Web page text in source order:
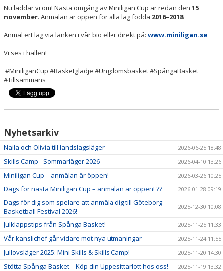
VÅRA LAG/TRÄNARE
KALENDER
Nu laddar vi om! Nästa omgång av Miniligan Cup är redan den 15
november. Anmälan är öppen för alla lag födda 2016–2018!
Anmäl ert lag via länken i vår bio eller direkt på: www.miniligan.se
Vi ses i hallen!
#MiniliganCup #Basketglädje #Ungdomsbasket #SpångaBasket
#Tillsammans
Nyhetsarkiv
Naila och Olivia till landslagsläger 2026-06-25 18:48
Skills Camp - Sommarläger 2026 2026-04-10 13:26
Miniligan Cup – anmälan är öppen! 2026-03-26 10:25
Dags för nästa Miniligan Cup – anmälan är öppen! ?? 2026-01-28 09:19
Dags för dig som spelare att anmäla dig till Göteborg
Basketball Festival 2026!
2025-12-30 10:08
Julklappstips från Spånga Basket! 2025-11-25 11:33
Vår kanslichef går vidare mot nya utmaningar 2025-11-24 11:55
Jullovsläger 2025: Mini Skills & Skills Camp! 2025-11-20 14:30
Stötta Spånga Basket – Köp din Uppesittarlott hos oss! 2025-11-19 13:32